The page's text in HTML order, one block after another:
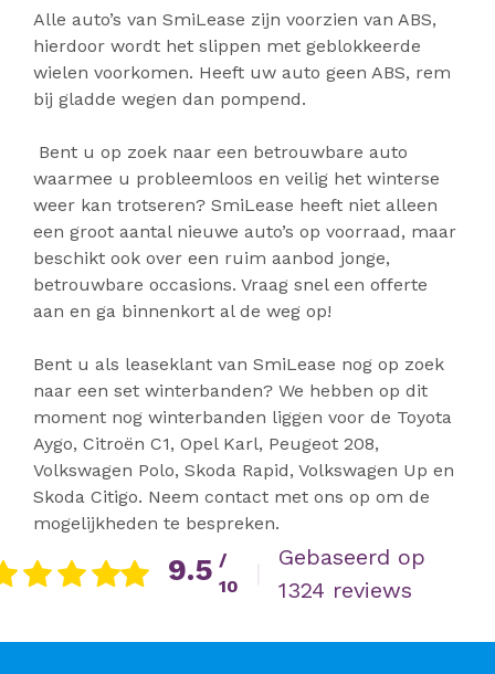
Alle auto’s van SmiLease zijn voorzien van ABS,
hierdoor wordt het slippen met geblokkeerde
wielen voorkomen. Heeft uw auto geen ABS, rem
bij gladde wegen dan pompend.
Bent u op zoek naar een betrouwbare auto
waarmee u probleemloos en veilig het winterse
weer kan trotseren? SmiLease heeft niet alleen
een groot aantal nieuwe auto’s op voorraad, maar
beschikt ook over een ruim aanbod jonge,
betrouwbare occasions. Vraag snel een offerte
aan en ga binnenkort al de weg op!
Bent u als leaseklant van SmiLease nog op zoek
naar een set winterbanden? We hebben op dit
moment nog winterbanden liggen voor de Toyota
Aygo, Citroën C1, Opel Karl, Peugeot 208,
Volkswagen Polo, Skoda Rapid, Volkswagen Up en
Skoda Citigo. Neem contact met ons op om de
mogelijkheden te bespreken.
9.5 /
10
Gebaseerd op
1324 reviews